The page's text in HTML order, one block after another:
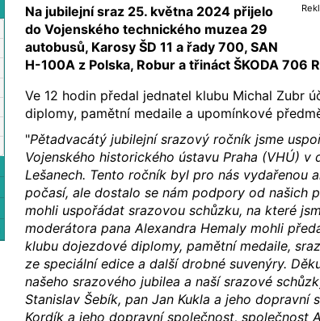
Na jubilejní sraz 25. května 2024 přijelo
do Vojenského technického muzea 29
autobusů, Karosy ŠD 11 a řady 700, SAN
H-100A z Polska, Robur a třináct ŠKODA 706
Ve 12 hodin předal jednatel klubu Michal Zubr
diplomy, pamětní medaile a upomínkové
"Pětadvacátý jubilejní srazový ročník jsme
Vojenského historického ústavu Praha (VHÚ) v
Lešanech. Tento ročník byl pro nás vydařenou
počasí, ale dostalo se nám podpory od našich
mohli uspořádat srazovou schůzku, na které
moderátora pana Alexandra Hemaly mohli
klubu dojezdové diplomy, pamětní medaile,
ze speciální edice a další drobné suvenýry.
našeho srazového jubilea a naší srazové
Stanislav Šebík, pan Jan Kukla a jeho dopravní
Kordík a jeho dopravní společnost, společnost